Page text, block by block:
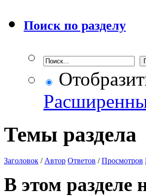
Поиск по разделу
Темы раздела
Заголовок / Автор Ответов /Просмотров
В этом разделе